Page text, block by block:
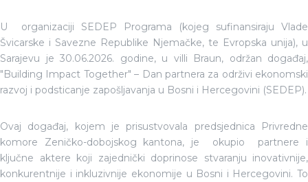
U organizaciji SEDEP Programa (kojeg sufinansiraju Vlade
Švicarske i Savezne Republike Njemačke, te Evropska unija), u
Sarajevu je 30.06.2026. godine, u villi Braun, održan događaj,
"Building Impact Together" – Dan partnera za održivi ekonomski
razvoj i podsticanje zapošljavanja u Bosni i Hercegovini (SEDEP).
Ovaj događaj, kojem je prisustvovala predsjednica Privredne
komore Zeničko-dobojskog kantona, je okupio partnere i
ključne aktere koji zajednički doprinose stvaranju inovativnije,
konkurentnije i inkluzivnije ekonomije u Bosni i Hercegovini. To